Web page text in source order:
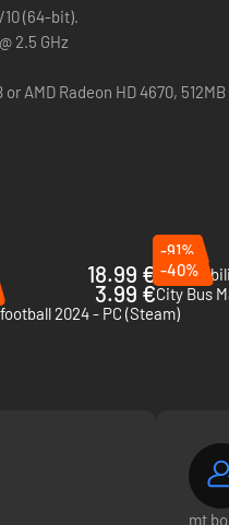
para poderes alcançar
construção e
vencer e assume o controlo
(64-bit).
2.5 GHz
or AMD Radeon HD 4670,
18.99 €
-91%
3.99 €
-40%
City Bus
2024 - PC (Steam)
mt